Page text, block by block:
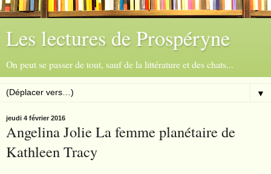
Les lectures de Prospéryne
On peut se passer de tout, sauf de la littérature et des chats...
▼
jeudi 4 février 2016
Angelina Jolie La femme planétaire de
Kathleen Tracy